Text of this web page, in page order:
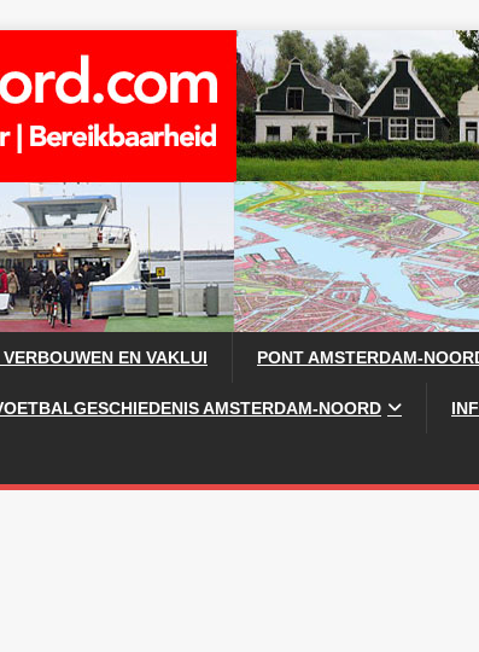
EN VAKLUI PONT AMSTERDAM-
AMSTERDAM-NOORD